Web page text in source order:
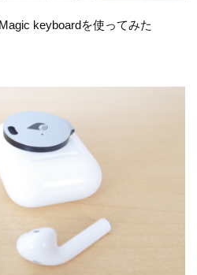
keyboardを使ってみた